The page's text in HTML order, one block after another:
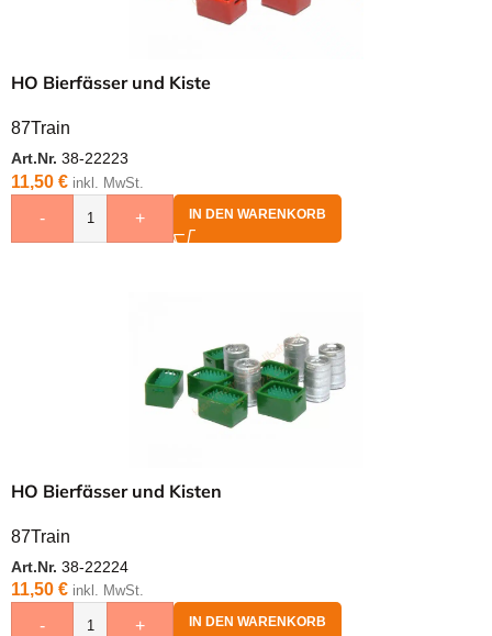
HO Bierfässer und Kiste
87Train
Art.Nr. 38-22223
11,50 € inkl. MwSt.
- + IN DEN WARENKORB
HO Bierfässer und Kisten
87Train
Art.Nr. 38-22224
11,50 € inkl. MwSt.
- + IN DEN WARENKORB